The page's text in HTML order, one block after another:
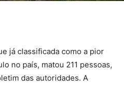
já classificada como a pior
no país, matou 211 pessoas,
das autoridades. A